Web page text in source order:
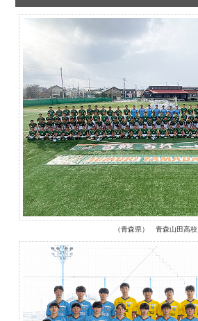
（青森県） 青森山田高校